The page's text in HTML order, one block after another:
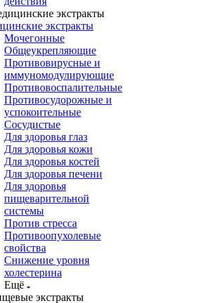
экстракты
Мочегонные
Общеукрепляющие
Противовирусные и
иммуномодулирующие
Противовоспалительные
Противосудорожные и
успокоительные
Сосудистые
Для здоровья глаз
Для здоровья кожи
Для здоровья костей
Для здоровья печени
Для здоровья
пищеварительной
системы
Против стресса
Противоопухолевые
свойства
Снижение уровня
холестерина
Ещё